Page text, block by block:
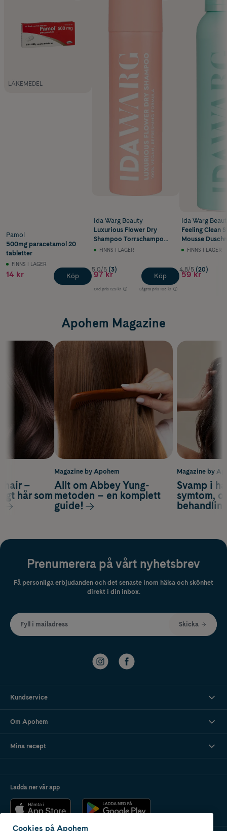
LÄKEMEDEL
Pamol
500mg paracetamol 20
tabletter
FINNS I LAGER
14 kr Köp
Ida Warg Beauty
Luxurious Flower Dry
Shampoo Torrschampo
150 ml
FINNS I LAGER
5.0/5 (3)
97 kr
Ord.pris 129 kr Lägsta pris 103 kr
Köp
Ida Warg
Feeling Clean
Mousse
200 ml
FINNS I LAGER
4.8/5 (20)
59 kr
Apohem Magazine
Magazine by
Svamp i
symtom,
hair –
hår som
Magazine by Apohem
Allt om Abbey Yung-
metoden – en komplett
guide!
Prenumerera på vårt nyhetsbrev
Få personliga erbjudanden och det senaste inom hälsa och skönhet
direkt i din inbox.
Fyll i mailadress Skicka
Kundservice
Om Apohem
Mina recept
Ladda ner vår app
Cookies på Apohem